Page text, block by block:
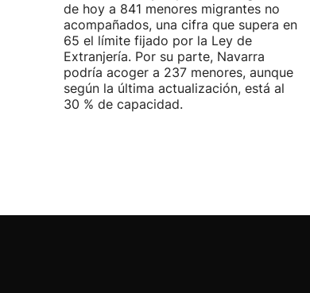
de hoy a 841 menores migrantes no
acompañados, una cifra que supera en
65 el límite fijado por la Ley de
Extranjería. Por su parte, Navarra
podría acoger a 237 menores, aunque
según la última actualización, está al
30 % de capacidad.